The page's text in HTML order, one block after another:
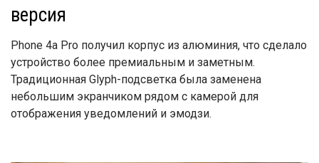
версия
Phone 4a Pro получил корпус из алюминия, что сделало
устройство более премиальным и заметным.
Традиционная Glyph-подсветка была заменена
небольшим экранчиком рядом с камерой для
отображения уведомлений и эмодзи.